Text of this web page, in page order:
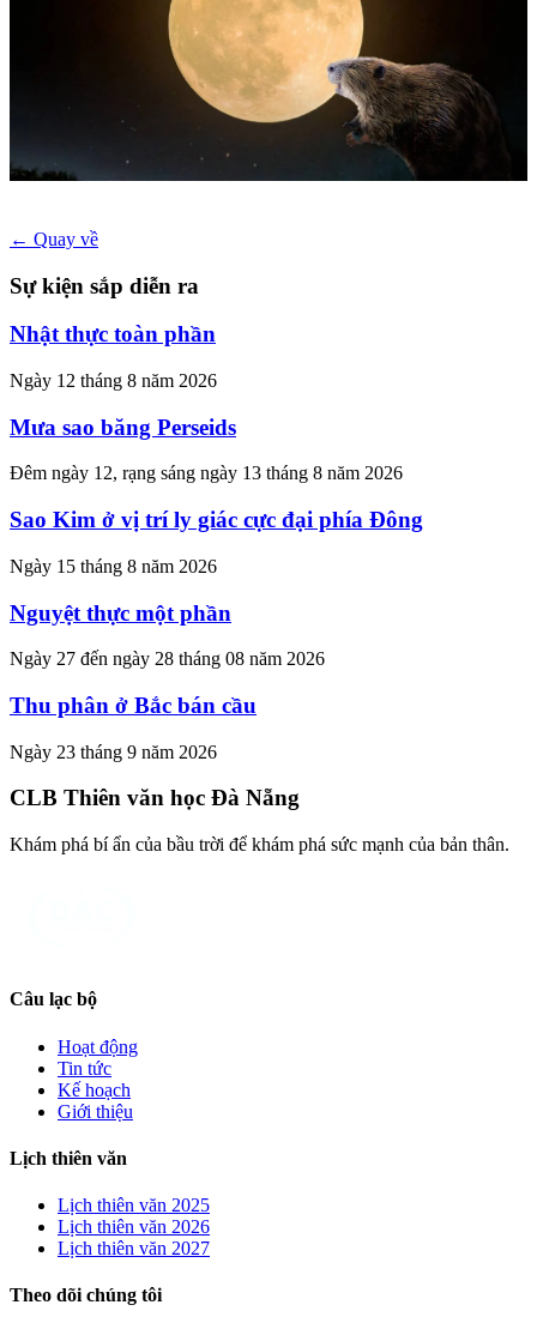
← Quay về
Sự kiện sắp diễn ra
Nhật thực toàn phần
Ngày 12 tháng 8 năm 2026
Mưa sao băng Perseids
Đêm ngày 12, rạng sáng ngày 13 tháng 8 năm 2026
Sao Kim ở vị trí ly giác cực đại phía Đông
Ngày 15 tháng 8 năm 2026
Nguyệt thực một phần
Ngày 27 đến ngày 28 tháng 08 năm 2026
Thu phân ở Bắc bán cầu
Ngày 23 tháng 9 năm 2026
CLB Thiên văn học Đà Nẵng
Khám phá bí ẩn của bầu trời để khám phá sức mạnh của bản thân.
Câu lạc bộ
Hoạt động
Tin tức
Kế hoạch
Giới thiệu
Lịch thiên văn
Lịch thiên văn 2025
Lịch thiên văn 2026
Lịch thiên văn 2027
Theo dõi chúng tôi